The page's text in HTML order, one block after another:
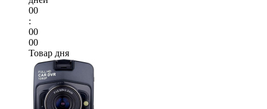
00
:
00
00
Товар дня